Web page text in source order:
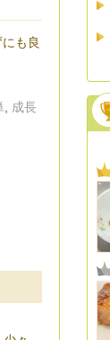
も良
成長